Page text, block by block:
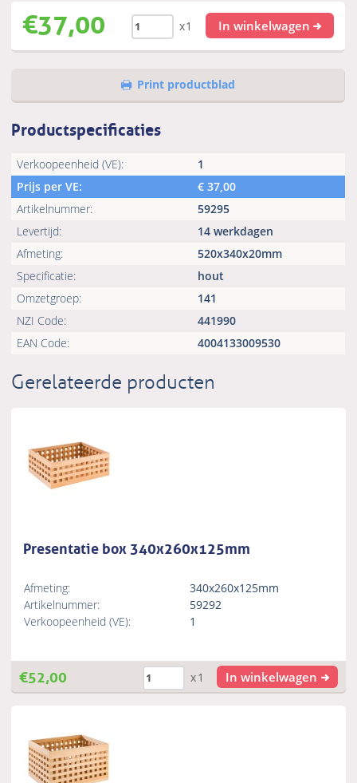
€37,00 x1 In winkelwagen
Print productblad
Productspecificaties
Verkoopeenheid (VE):
1
Prijs per VE:
€37,00
Artikelnummer:
59295
Levertijd:
14 werkdagen
Afmeting:
520x340x20mm
Specificatie:
hout
Omzetgroep:
141
NZI Code:
441990
EAN Code:
4004133009530
Gerelateerde producten
Presentatie box 340x260x125mm
Afmeting:
340x260x125mm
Artikelnummer:
59292
Verkoopeenheid (VE):
1
€52,00 x1 In winkelwagen